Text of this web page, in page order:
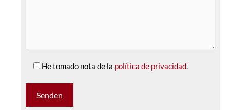
He tomado nota de la política de privacidad.